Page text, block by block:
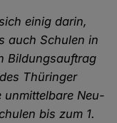
einig darin,
auch Schulen in
Bildungsauftrag
Thüringer
unmittelbare Neu­
bis zum 1.